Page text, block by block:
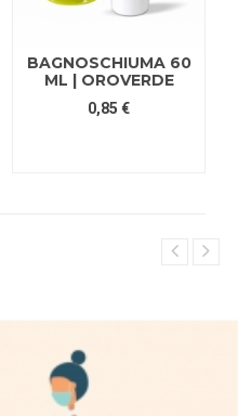
BAGNOSCHIUMA 60
ML | OROVERDE
0,85 €